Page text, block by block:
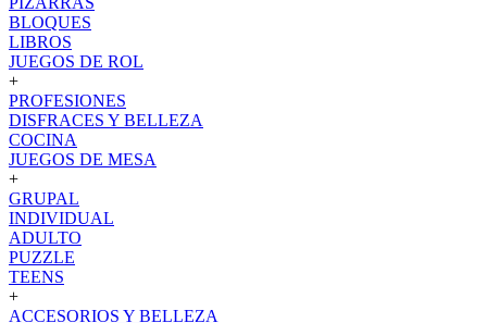
BLOQUES
LIBROS
JUEGOS DE ROL
+
PROFESIONES
DISFRACES Y BELLEZA
COCINA
JUEGOS DE MESA
+
GRUPAL
INDIVIDUAL
ADULTO
PUZZLE
TEENS
+
ACCESORIOS Y BELLEZA